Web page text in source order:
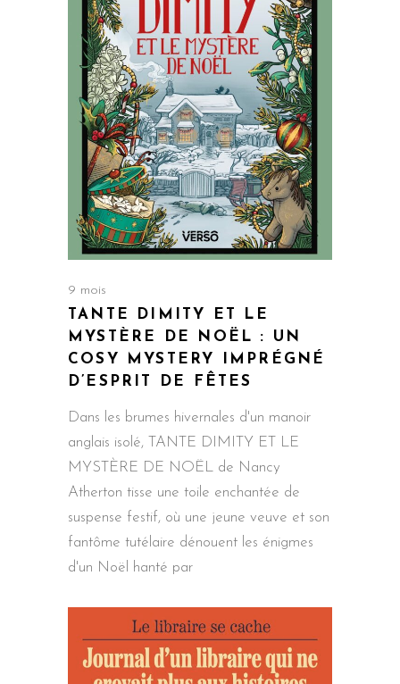
9 mois
TANTE DIMITY ET LE
MYSTÈRE DE NOËL : UN
COSY MYSTERY IMPRÉGNÉ
D’ESPRIT DE FÊTES
Dans les brumes hivernales d'un manoir
anglais isolé, TANTE DIMITY ET LE
MYSTÈRE DE NOËL de Nancy
Atherton tisse une toile enchantée de
suspense festif, où une jeune veuve et son
fantôme tutélaire dénouent les énigmes
d'un Noël hanté par